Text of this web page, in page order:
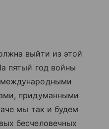
выйти из этой
пятый год войны
придуманными
мы так и будем
бесчеловечных